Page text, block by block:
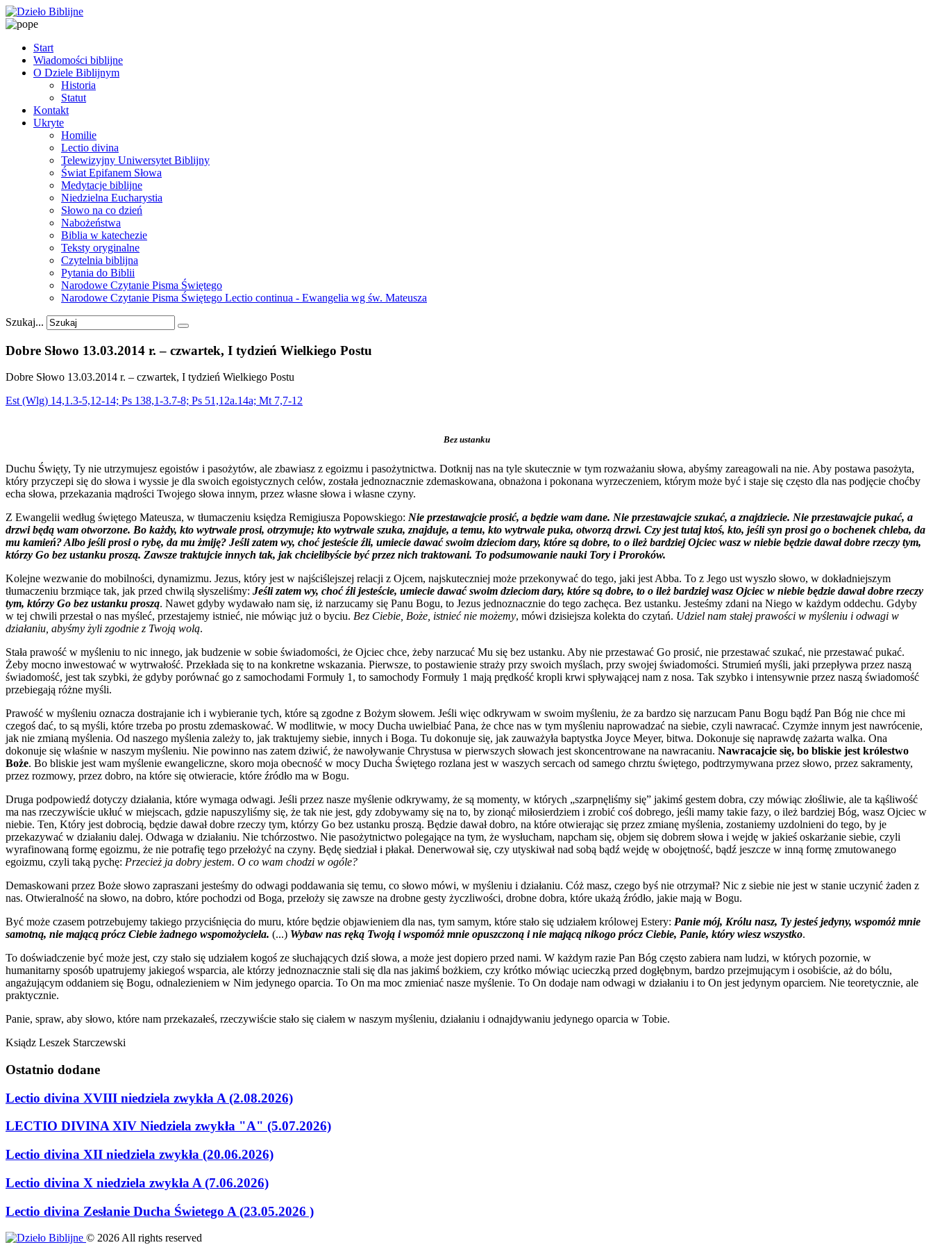
Start
Wiadomości biblijne
O Dziele Biblijnym
Historia
Statut
Kontakt
Ukryte
Homilie
Lectio divina
Telewizyjny Uniwersytet Biblijny
Świat Epifanem Słowa
Medytacje biblijne
Niedzielna Eucharystia
Słowo na co dzień
Nabożeństwa
Biblia w katechezie
Teksty oryginalne
Czytelnia biblijna
Pytania do Biblii
Narodowe Czytanie Pisma Świętego
Narodowe Czytanie Pisma Świętego Lectio continua - Ewangelia wg św. Mateusza
Szukaj...
Dobre Słowo 13.03.2014 r. – czwartek, I tydzień Wielkiego Postu
Dobre Słowo 13.03.2014 r. – czwartek, I tydzień Wielkiego Postu
Est (Wlg) 14,1.3-5,12-14; Ps 138,1-3.7-8; Ps 51,12a.14a; Mt 7,7-12
Bez ustanku
Duchu Święty, Ty nie utrzymujesz egoistów i pasożytów, ale zbawiasz z egoizmu i pasożytnictwa. Dotknij nas na tyle skutecznie w tym rozważaniu słowa, abyśmy zareagowali na nie. Aby postawa pasożyta,
który przyczepi się do słowa i wyssie je dla swoich egoistycznych celów, została jednoznacznie zdemaskowana, obnażona i pokonana wyrzeczeniem, którym może być i staje się często dla nas podjęcie choćby
echa słowa, przekazania mądrości Twojego słowa innym, przez własne słowa i własne czyny.
Z Ewangelii według świętego Mateusza, w tłumaczeniu księdza Remigiusza Popowskiego: Nie przestawajcie prosić, a będzie wam dane. Nie przestawajcie szukać, a znajdziecie. Nie przestawajcie pukać, a
drzwi będą wam otworzone. Bo każdy, kto wytrwale prosi, otrzymuje; kto wytrwale szuka, znajduje, a temu, kto wytrwale puka, otworzą drzwi. Czy jest tutaj ktoś, kto, jeśli syn prosi go o bochenek chleba, da
mu kamień? Albo jeśli prosi o rybę, da mu żmiję? Jeśli zatem wy, choć jesteście źli, umiecie dawać swoim dzieciom dary, które są dobre, to o ileż bardziej Ojciec wasz w niebie będzie dawał dobre rzeczy tym,
którzy Go bez ustanku proszą. Zawsze traktujcie innych tak, jak chcielibyście być przez nich traktowani. To podsumowanie nauki Tory i Proroków.
Kolejne wezwanie do mobilności, dynamizmu. Jezus, który jest w najściślejszej relacji z Ojcem, najskuteczniej może przekonywać do tego, jaki jest Abba. To z Jego ust wyszło słowo, w dokładniejszym
tłumaczeniu brzmiące tak, jak przed chwilą słyszeliśmy: Jeśli zatem wy, choć źli jesteście, umiecie dawać swoim dzieciom dary, które są dobre, to o ileż bardziej wasz Ojciec w niebie będzie dawał dobre rzeczy
tym, którzy Go bez ustanku proszą. Nawet gdyby wydawało nam się, iż narzucamy się Panu Bogu, to Jezus jednoznacznie do tego zachęca. Bez ustanku. Jesteśmy zdani na Niego w każdym oddechu. Gdyby
w tej chwili przestał o nas myśleć, przestajemy istnieć, nie mówiąc już o byciu. Bez Ciebie, Boże, istnieć nie możemy, mówi dzisiejsza kolekta do czytań. Udziel nam stałej prawości w myśleniu i odwagi w
działaniu, abyśmy żyli zgodnie z Twoją wolą.
Stała prawość w myśleniu to nic innego, jak budzenie w sobie świadomości, że Ojciec chce, żeby narzucać Mu się bez ustanku. Aby nie przestawać Go prosić, nie przestawać szukać, nie przestawać pukać.
Żeby mocno inwestować w wytrwałość. Przekłada się to na konkretne wskazania. Pierwsze, to postawienie straży przy swoich myślach, przy swojej świadomości. Strumień myśli, jaki przepływa przez naszą
świadomość, jest tak szybki, że gdyby porównać go z samochodami Formuły 1, to samochody Formuły 1 mają prędkość kropli krwi spływającej nam z nosa. Tak szybko i intensywnie przez naszą świadomość
przebiegają różne myśli.
Prawość w myśleniu oznacza dostrajanie ich i wybieranie tych, które są zgodne z Bożym słowem. Jeśli więc odkrywam w swoim myśleniu, że za bardzo się narzucam Panu Bogu bądź Pan Bóg nie chce mi
czegoś dać, to są myśli, które trzeba po prostu zdemaskować. W modlitwie, w mocy Ducha uwielbiać Pana, że chce nas w tym myśleniu naprowadzać na siebie, czyli nawracać. Czymże innym jest nawrócenie,
jak nie zmianą myślenia. Od naszego myślenia zależy to, jak traktujemy siebie, innych i Boga. Tu dokonuje się, jak zauważyła baptystka Joyce Meyer, bitwa. Dokonuje się naprawdę zażarta walka. Ona
dokonuje się właśnie w naszym myśleniu. Nie powinno nas zatem dziwić, że nawoływanie Chrystusa w pierwszych słowach jest skoncentrowane na nawracaniu. Nawracajcie się, bo bliskie jest królestwo
Boże. Bo bliskie jest wam myślenie ewangeliczne, skoro moja obecność w mocy Ducha Świętego rozlana jest w waszych sercach od samego chrztu świętego, podtrzymywana przez słowo, przez sakramenty,
przez rozmowy, przez dobro, na które się otwieracie, które źródło ma w Bogu.
Druga podpowiedź dotyczy działania, które wymaga odwagi. Jeśli przez nasze myślenie odkrywamy, że są momenty, w których „szarpnęliśmy się” jakimś gestem dobra, czy mówiąc złośliwie, ale ta kąśliwość
ma nas rzeczywiście ukłuć w miejscach, gdzie napuszyliśmy się, że tak nie jest, gdy zdobywamy się na to, by zionąć miłosierdziem i zrobić coś dobrego, jeśli mamy takie fazy, o ileż bardziej Bóg, wasz Ojciec w
niebie. Ten, Który jest dobrocią, będzie dawał dobre rzeczy tym, którzy Go bez ustanku proszą. Będzie dawał dobro, na które otwierając się przez zmianę myślenia, zostaniemy uzdolnieni do tego, by je
przekazywać w działaniu dalej. Odwaga w działaniu. Nie tchórzostwo. Nie pasożytnictwo polegające na tym, że wysłucham, napcham się, objem się dobrem słowa i wejdę w jakieś oskarżanie siebie, czyli
wyrafinowaną formę egoizmu, że nie potrafię tego przełożyć na czyny. Będę siedział i płakał. Denerwował się, czy utyskiwał nad sobą bądź wejdę w obojętność, bądź jeszcze w inną formę zmutowanego
egoizmu, czyli taką pychę: Przecież ja dobry jestem. O co wam chodzi w ogóle?
Demaskowani przez Boże słowo zapraszani jesteśmy do odwagi poddawania się temu, co słowo mówi, w myśleniu i działaniu. Cóż masz, czego byś nie otrzymał? Nic z siebie nie jest w stanie uczynić żaden z
nas. Otwieralność na słowo, na dobro, które pochodzi od Boga, przełoży się zawsze na drobne gesty życzliwości, drobne dobra, które ukażą źródło, jakie mają w Bogu.
Być może czasem potrzebujemy takiego przyciśnięcia do muru, które będzie objawieniem dla nas, tym samym, które stało się udziałem królowej Estery: Panie mój, Królu nasz, Ty jesteś jedyny, wspomóż mnie
samotną, nie mającą prócz Ciebie żadnego wspomożyciela. (...) Wybaw nas ręką Twoją i wspomóż mnie opuszczoną i nie mającą nikogo prócz Ciebie, Panie, który wiesz wszystko.
To doświadczenie być może jest, czy stało się udziałem kogoś ze słuchających dziś słowa, a może jest dopiero przed nami. W każdym razie Pan Bóg często zabiera nam ludzi, w których pozornie, w
humanitarny sposób upatrujemy jakiegoś wsparcia, ale którzy jednoznacznie stali się dla nas jakimś bożkiem, czy krótko mówiąc ucieczką przed dogłębnym, bardzo przejmującym i osobiście, aż do bólu,
angażującym oddaniem się Bogu, odnalezieniem w Nim jedynego oparcia. To On ma moc zmieniać nasze myślenie. To On dodaje nam odwagi w działaniu i to On jest jedynym oparciem. Nie teoretycznie, ale
praktycznie.
Panie, spraw, aby słowo, które nam przekazałeś, rzeczywiście stało się ciałem w naszym myśleniu, działaniu i odnajdywaniu jedynego oparcia w Tobie.
Ksiądz Leszek Starczewski
Ostatnio dodane
Lectio divina XVIII niedziela zwykła A (2.08.2026)
LECTIO DIVINA XIV Niedziela zwykła "A" (5.07.2026)
Lectio divina XII niedziela zwykła (20.06.2026)
Lectio divina X niedziela zwykła A (7.06.2026)
Lectio divina Zesłanie Ducha Świetego A (23.05.2026 )
© 2026 All rights reserved